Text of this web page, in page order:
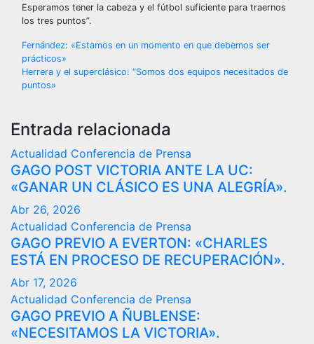
Esperamos tener la cabeza y el fútbol suficiente para traernos
los tres puntos”.
Navegación
de
Fernández: «Estamos en un momento en que debemos ser
prácticos»
Herrera y el superclásico: “Somos dos equipos necesitados de
puntos»
Entrada relacionada
Actualidad Conferencia de Prensa
GAGO POST VICTORIA ANTE LA UC:
«GANAR UN CLÁSICO ES UNA ALEGRÍA».
Abr 26, 2026
Actualidad Conferencia de Prensa
GAGO PREVIO A EVERTON: «CHARLES
ESTÁ EN PROCESO DE RECUPERACIÓN».
Abr 17, 2026
Actualidad Conferencia de Prensa
GAGO PREVIO A ÑUBLENSE:
«NECESITAMOS LA VICTORIA».